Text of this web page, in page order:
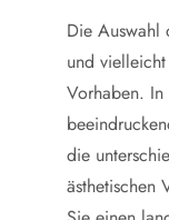
Die Auswahl
und
Vorhaben.
die
ästhetischen